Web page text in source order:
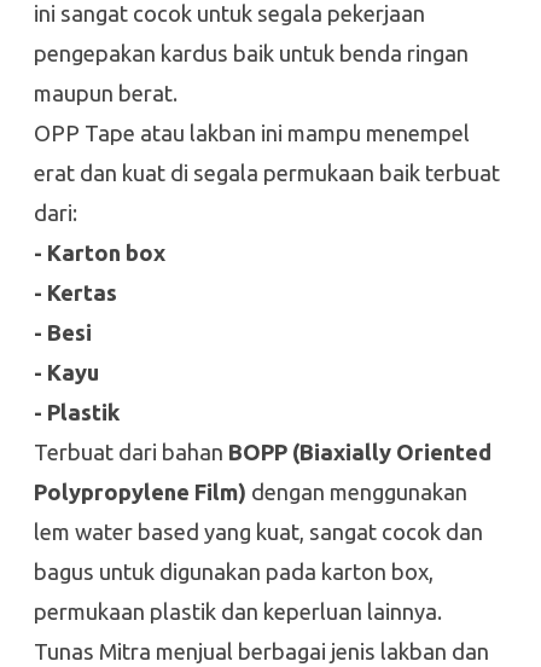
ini sangat cocok untuk segala pekerjaan
pengepakan kardus baik untuk benda ringan
maupun berat.
OPP Tape atau lakban ini mampu menempel
erat dan kuat di segala permukaan baik terbuat
dari:
- Karton box
- Kertas
- Besi
- Kayu
- Plastik
Terbuat dari bahan BOPP (Biaxially Oriented
Polypropylene Film) dengan menggunakan
lem water based yang kuat, sangat cocok dan
bagus untuk digunakan pada karton box,
permukaan plastik dan keperluan lainnya.
Tunas Mitra menjual berbagai jenis lakban dan